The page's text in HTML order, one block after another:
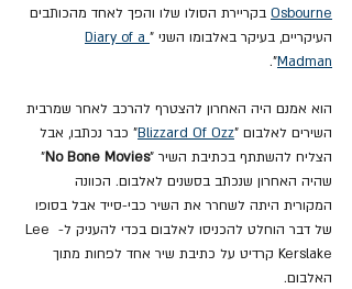
Osbourne בקריירת הסולו שלו והפך לאחד מהכותבים
העיקריים, בעיקר באלבומו השני " Diary of a
Madman
".
הוא אמנם היה האחרון להצטרף להרכב לאחר שמרבית
השירים לאלבום "Blizzard Of Ozz" כבר נכתבו, אבל
הצליח להשתתף בכתיבת השיר "No Bone Movies
"
שהיה האחרון שנכתב בסשנים לאלבום. הכוונה
המקורית היתה לשחרר את השיר כבי-סייד אבל בסופו
של דבר הוחלט להכניסו לאלבום בכדי להעניק ל- Lee
Kerslake קרדיט על כתיבת שיר אחד לפחות מתוך
האלבום.